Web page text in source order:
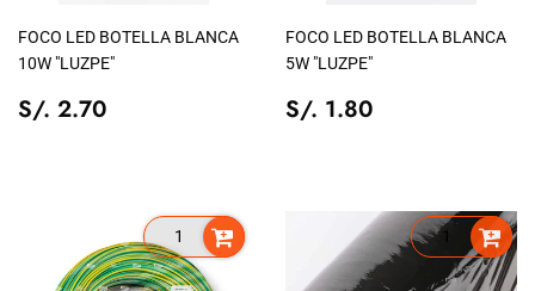
FOCO LED BOTELLA BLANCA
10W "LUZPE"
PRECIO
TIENDA
S/. 2.70
FOCO LED BOTELLA BLANCA
5W "LUZPE"
PRECIO
TIENDA
S/. 1.80